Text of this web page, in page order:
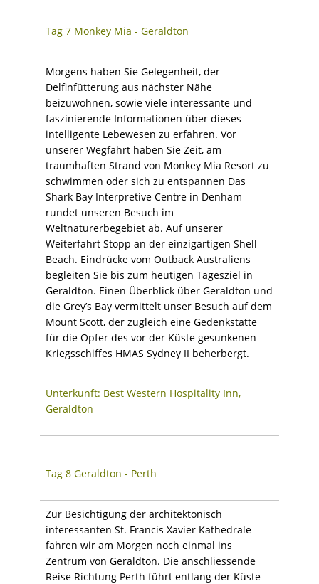
Tag 7 Monkey Mia - Geraldton
Morgens haben Sie Gelegenheit, der
Delfinfütterung aus nächster Nähe
beizuwohnen, sowie viele interessante und
faszinierende Informationen über dieses
intelligente Lebewesen zu erfahren. Vor
unserer Wegfahrt haben Sie Zeit, am
traumhaften Strand von Monkey Mia Resort zu
schwimmen oder sich zu entspannen Das
Shark Bay Interpretive Centre in Denham
rundet unseren Besuch im
Weltnaturerbegebiet ab. Auf unserer
Weiterfahrt Stopp an der einzigartigen Shell
Beach. Eindrücke vom Outback Australiens
begleiten Sie bis zum heutigen Tagesziel in
Geraldton. Einen Überblick über Geraldton und
die Grey’s Bay vermittelt unser Besuch auf dem
Mount Scott, der zugleich eine Gedenkstätte
für die Opfer des vor der Küste gesunkenen
Kriegsschiffes HMAS Sydney II beherbergt.
Unterkunft: Best Western Hospitality Inn,
Geraldton
Tag 8 Geraldton - Perth
Zur Besichtigung der architektonisch
interessanten St. Francis Xavier Kathedrale
fahren wir am Morgen noch einmal ins
Zentrum von Geraldton. Die anschliessende
Reise Richtung Perth führt entlang der Küste